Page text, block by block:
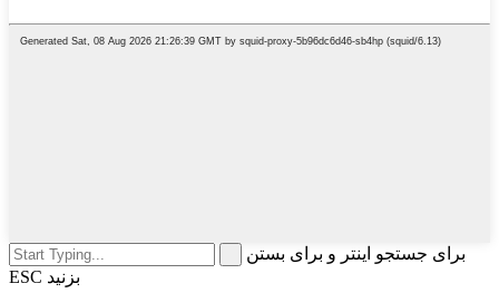
برای جستجو اینتر و برای بستن
ESC بزنید